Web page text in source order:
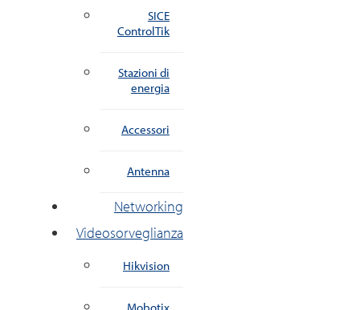
SICE
ControlTik
Stazioni di
energia
Accessori
Antenna
Networking
Videosorveglianza
Hikvision